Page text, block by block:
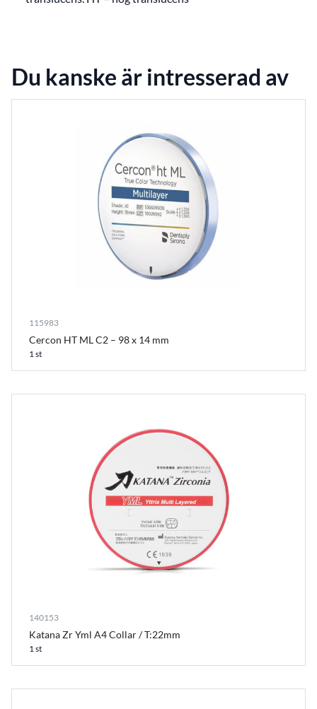
Du kanske är intresserad av
115983
Cercon HT ML C2 – 98 x 14 mm
1 st
140153
Katana Zr Yml A4 Collar / T:22mm
1 st